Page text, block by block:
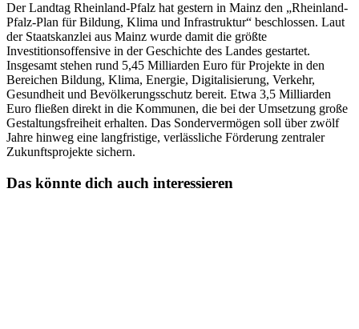
Der Landtag Rheinland-Pfalz hat gestern in Mainz den „Rheinland-
Pfalz-Plan für Bildung, Klima und Infrastruktur“ beschlossen. Laut
der Staatskanzlei aus Mainz wurde damit die größte
Investitionsoffensive in der Geschichte des Landes gestartet.
Insgesamt stehen rund 5,45 Milliarden Euro für Projekte in den
Bereichen Bildung, Klima, Energie, Digitalisierung, Verkehr,
Gesundheit und Bevölkerungsschutz bereit. Etwa 3,5 Milliarden
Euro fließen direkt in die Kommunen, die bei der Umsetzung große
Gestaltungsfreiheit erhalten. Das Sondervermögen soll über zwölf
Jahre hinweg eine langfristige, verlässliche Förderung zentraler
Zukunftsprojekte sichern.
Das könnte dich auch interessieren